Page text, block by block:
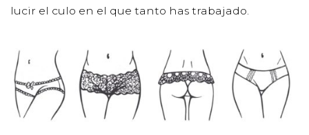
lucir el culo en el que tanto has trabajado.